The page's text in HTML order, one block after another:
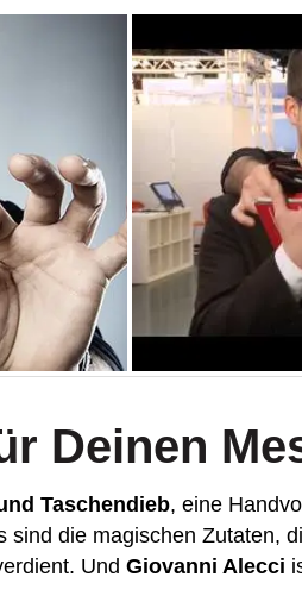
Deinen
Taschendieb, eine
sind die magischen Zutaten,
Und Giovanni Alecci